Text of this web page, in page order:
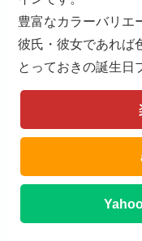
豊富なカラーバリエ
彼氏・彼女であれば
とっておきの誕生日